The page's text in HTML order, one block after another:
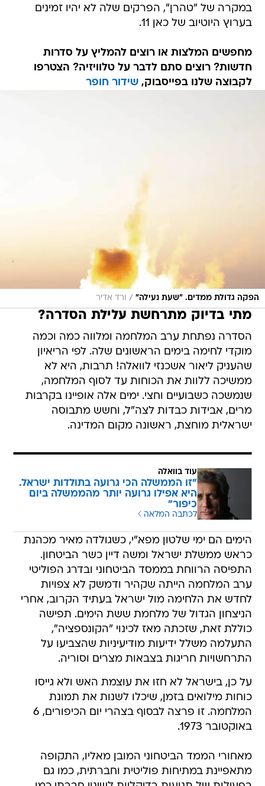
במקרה של "טהרן", הפרקים שלה לא יהיו זמינים
בערוץ היוטיוב של כאן 11.
מחפשים המלצות או רוצים להמליץ על סדרות
חדשות? רוצים סתם לדבר על טלוויזיה? הצטרפו
לקבוצה שלנו בפייסבוק, שידור חופר
הפקה גדולת ממדים. "שעת נעילה" / ורד אדיר
מתי בדיוק מתרחשת עלילת הסדרה?
הסדרה נפתחת ערב המלחמה ומלווה כמה וכמה
מוקדי לחימה בימים הראשונים שלה. לפי הריאיון
שהעניק ליאור אשכנזי לוואלה! תרבות, היא לא
ממשיכה ללוות את הכוחות עד לסוף המלחמה,
שנמשכה כשבועיים וחצי. ימים אלה אופיינו בקרבות
מרים, אבידות כבדות לצה"ל, וחשש מתבוסה
ישראלית מוחצת, ראשונה מקום המדינה.
עוד בוואלה
"זו הממשלה הכי גרועה בתולדות ישראל.
היא אפילו גרועה יותר מהממשלה ביום
כיפור"
לכתבה המלאה
הימים הם ימי שלטון מפא"י, כשגולדה מאיר מכהנת
כראש ממשלת ישראל ומשה דיין כשר הביטחון.
התפיסה הרווחת בממסד הביטחוני ובדרג הפוליטי
ערב המלחמה הייתה שקהיר ודמשק לא צפויות
לחדש את הלחימה מול ישראל בעתיד הקרוב, אחרי
הניצחון הגדול של מלחמת ששת הימים. תפישה
כוללת זאת, שזכתה מאז לכינוי "הקונספציה",
התעלמה משלל ידיעות מודיעיניות שהצביעו על
התרחשויות חריגות בצבאות מצרים וסוריה.
על כן, בישראל לא חזו את עוצמת האש ולא גייסו
כוחות מילואים בזמן, שיכלו לשנות את תמונת
המלחמה. זו פרצה לבסוף בצהרי יום הכיפורים, 6
באוקטובר 1973.
מאחורי הממד הביטחוני המובן מאליו, התקופה
מתאפיינת במתיחות פוליטית וחברתית, כמו גם